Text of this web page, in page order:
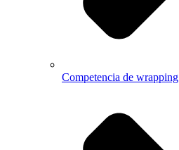
Competencia de wrapping